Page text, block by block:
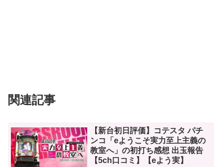
関連記事
【新台初日評価】コテスタ パチ
ンコ「eようこそ実力至上主義の
教室へ」の初打ち感想 出玉報告
【5ch口コミ】【eよう実】